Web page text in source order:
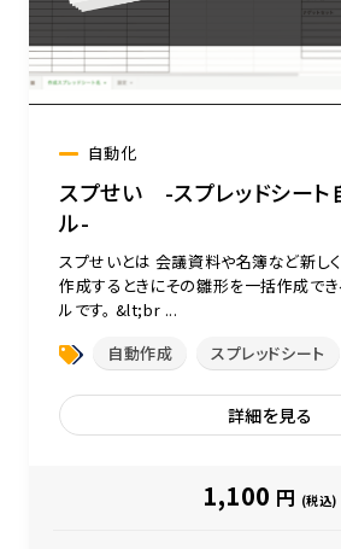
自動化
スプせい -スプレッドシー
ル-
スプせいとは 会議資料や名簿など新し
作成するときにその雛形を一括作成で
ルです。 &lt;br ...
自動作成
スプレッドシート
詳細を見る
1,100 円 (税込)